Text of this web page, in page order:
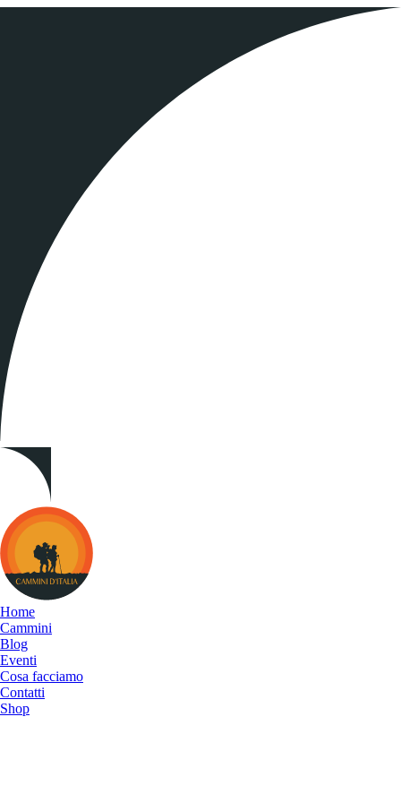
Cammini
d&#039;Italia
Home
Cammini
Blog
Eventi
Cosa facciamo
Contatti
Shop